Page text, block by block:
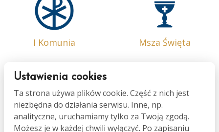
I Komunia Msza Święta
Bierzmowanie Małżeństwo
Ustawienia cookies
Ta strona używa plików cookie. Część z nich jest
niezbędna do działania serwisu. Inne, np.
analityczne, uruchamiamy tylko za Twoją zgodą.
Możesz je w każdej chwili wyłączyć. Po zapisaniu